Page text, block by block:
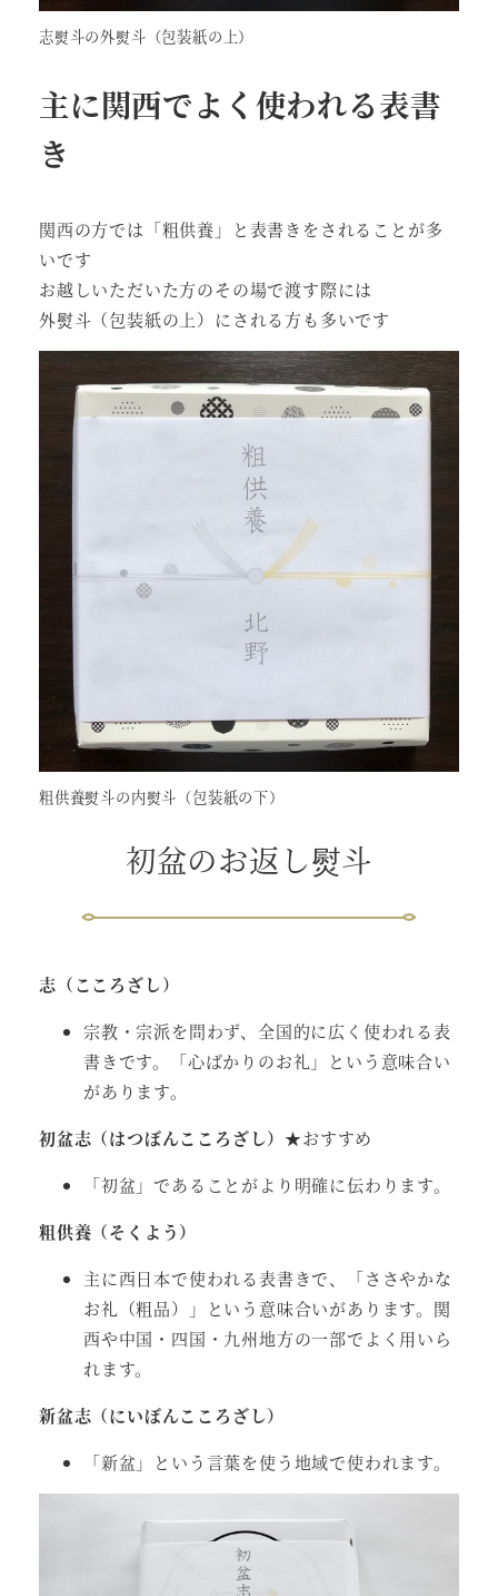
志熨斗の外熨斗（包装紙の上）
主に関西でよく使われる表書
き
関西の方では「粗供養」と表書きをされることが多
いです
お越しいただいた方のその場で渡す際には
外熨斗（包装紙の上）にされる方も多いです
粗供養熨斗の内熨斗（包装紙の下）
初盆のお返し熨斗
志（こころざし）
宗教・宗派を問わず、全国的に広く使われる表
書きです。「心ばかりのお礼」という意味合い
があります。
初盆志（はつぼんこころざし） ★おすすめ
「初盆」であることがより明確に伝わります。
粗供養（そくよう）
主に西日本で使われる表書きで、「ささやかな
お礼（粗品）」という意味合いがあります。関
西や中国・四国・九州地方の一部でよく用いら
れます。
新盆志（にいぼんこころざし）
「新盆」という言葉を使う地域で使われます。